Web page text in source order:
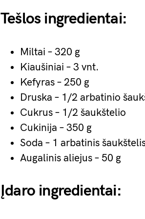
Tešlos ingredientai:
Miltai – 320 g
Kiaušiniai – 3 vnt.
Kefyras – 250 g
Druska – 1/2 arbatinio
Cukrus – 1/2 šaukštelio
Cukinija – 350 g
Soda – 1 arbatinis
Augalinis aliejus – 50 g
Įdaro ingredientai: